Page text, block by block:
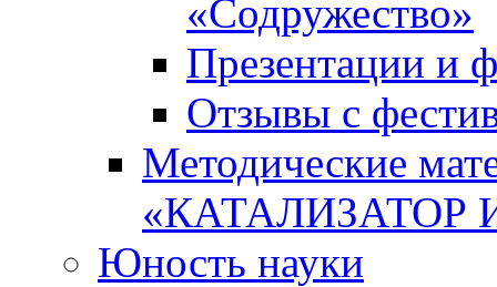
«Содружество»
Презентации и
Отзывы с
Методические
«КАТАЛИЗАТОР
Юность науки